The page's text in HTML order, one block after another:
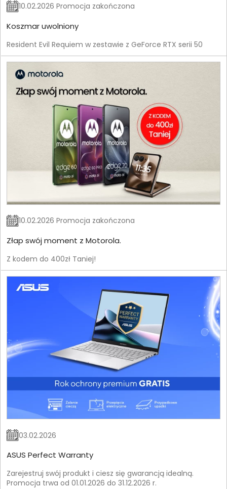
10.02.2026 Promocja zakończona
Koszmar uwolniony
Resident Evil Requiem w zestawie z GeForce RTX serii 50
10.02.2026 Promocja zakończona
Złap swój moment z Motorola.
Z kodem do 400zł Taniej!
03.02.2026
ASUS Perfect Warranty
Zarejestruj swój produkt i ciesz się gwarancją idealną.
Promocja trwa od 01.01.2026 do 31.12.2026 r.